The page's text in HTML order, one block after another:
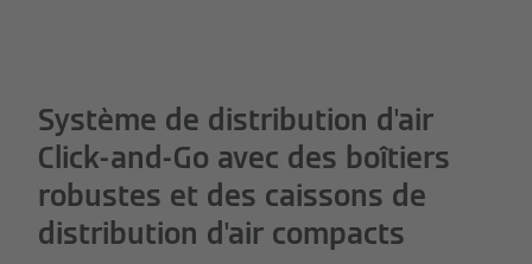
Système de distribution d'air
Click-and-Go avec des boîtiers
robustes et des caissons de
distribution d'air compacts